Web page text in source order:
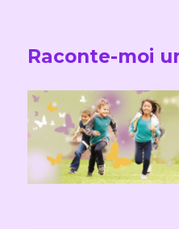
Raconte-moi